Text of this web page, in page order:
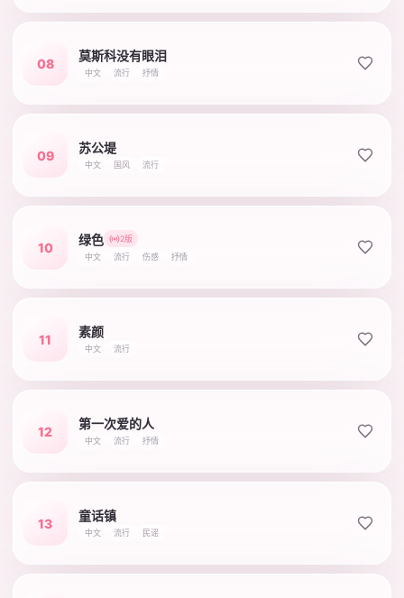
08
莫斯科没有眼泪
中文 流行 抒情
09
苏公堤
中文 国风 流行
10
绿色
2版
中文
流行 伤感 抒情
11
素颜
中文 流行
12
第一次爱的人
中文 流行 抒情
13
童话镇
中文 流行 民谣